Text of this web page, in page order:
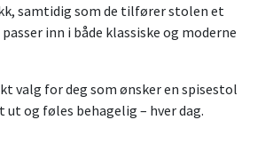
samtidig som de tilfører stolen et
inn i både klassiske og moderne
valg for deg som ønsker en spisestol
og føles behagelig – hver dag.